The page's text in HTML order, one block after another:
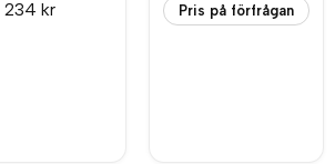
234 kr Pris på förfrågan